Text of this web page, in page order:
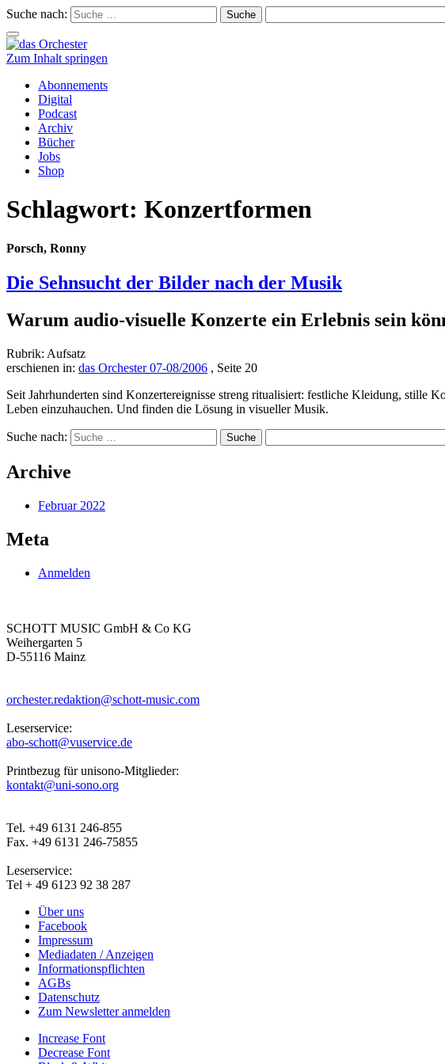
Suche nach:
Schalte
Navigation
Zum Inhalt springen
Abonnements
Digital
Podcast
Archiv
Bücher
Jobs
Shop
Schlagwort: Konzertformen
Porsch, Ronny
Die Sehnsucht der Bilder nach der Musik
Warum audio-visuelle Konzerte ein Erlebnis sein
Rubrik: Aufsatz
erschienen in: das Orchester 07-08/2006 , Seite 20
Seit Jahrhunderten sind Konzertereignisse streng ritualisiert: festliche Kleidung, stille
Leben einzuhauchen. Und finden die Lösung in visueller Musik.
Suche nach:
Archive
Februar 2022
Meta
Anmelden
SCHOTT MUSIC GmbH & Co KG
Weihergarten 5
D-55116 Mainz
orchester.redaktion@schott-music.com
Leserservice:
abo-schott@vuservice.de
Printbezug für unisono-Mitglieder:
kontakt@uni-sono.org
Tel. +49 6131 246-855
Fax. +49 6131 246-75855
Leserservice:
Tel + 49 6123 92 38 287
Über uns
Facebook
Impressum
Mediadaten / Anzeigen
Informationspflichten
AGBs
Datenschutz
Zum Newsletter anmelden
Increase Font
Decrease Font